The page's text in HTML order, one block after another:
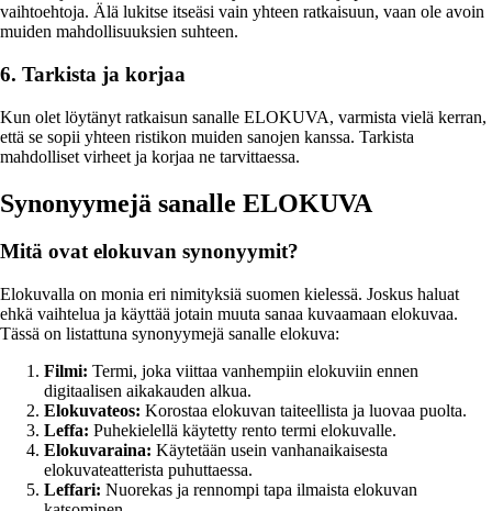
vaihtoehtoja. Älä lukitse itseäsi vain yhteen ratkaisuun, vaan ole avoin
muiden mahdollisuuksien suhteen.
6. Tarkista ja korjaa
Kun olet löytänyt ratkaisun sanalle ELOKUVA, varmista vielä kerran,
että se sopii yhteen ristikon muiden sanojen kanssa. Tarkista
mahdolliset virheet ja korjaa ne tarvittaessa.
Synonyymejä sanalle ELOKUVA
Mitä ovat elokuvan synonyymit?
Elokuvalla on monia eri nimityksiä suomen kielessä. Joskus haluat
ehkä vaihtelua ja käyttää jotain muuta sanaa kuvaamaan elokuvaa.
Tässä on listattuna synonyymejä sanalle elokuva:
Filmi: Termi, joka viittaa vanhempiin elokuviin ennen
digitaalisen aikakauden alkua.
Elokuvateos: Korostaa elokuvan taiteellista ja luovaa puolta.
Leffa: Puhekielellä käytetty rento termi elokuvalle.
Elokuvaraina: Käytetään usein vanhanaikaisesta
elokuvateatterista puhuttaessa.
Leffari: Nuorekas ja rennompi tapa ilmaista elokuvan